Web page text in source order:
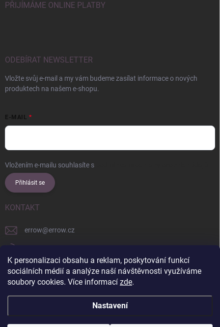
K personalizaci obsahu a reklam, poskytování funkcí
sociálních médií a analýze naší návštěvnosti využíváme
soubory cookies. Více informací zde.
Nastavení
PŘIJÍMÁME ONLINE PLATBY
ODEBÍRAT NEWSLETTER
Vložte svůj e-mail a my vám budeme zasílat informace o nových
produktech na našem e-shopu.
E-MAIL
Vložením e-mailu souhlasíte s
Přihlásit se
KONTAKT
errow@errow.cz
explore/locations/957228892/